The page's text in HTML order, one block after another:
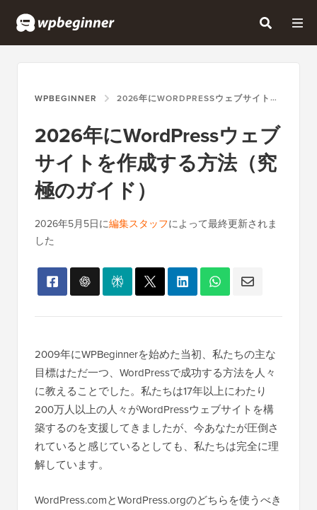
WPBEGINNER 2026年にWORDPRESSウェブサイトを作成する方法（究極のガイド）
2026年にWordPressウェブ
サイトを作成する方法（究
極のガイド）
2026年5月5日に編集スタッフによって最終更新されま
した
2009年にWPBeginnerを始めた当初、私たちの主な
目標はただ一つ、WordPressで成功する方法を人々
に教えることでした。私たちは17年以上にわたり
200万人以上の人々がWordPressウェブサイトを構
築するのを支援してきましたが、今あなたが圧倒さ
れていると感じているとしても、私たちは完全に理
解しています。
WordPress.comとWordPress.orgのどちらを使うべき